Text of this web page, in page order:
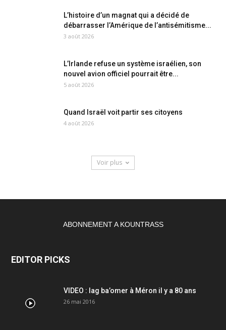
L’histoire d’un magnat qui a décidé de
débarrasser l’Amérique de l’antisémitisme...
3 août 2026
L’Irlande refuse un système israélien, son
nouvel avion officiel pourrait être...
5 août 2026
Quand Israël voit partir ses citoyens
4 août 2026
Voir plus
ABONNEMENT A KOUNTRASS
EDITOR PICKS
VIDEO : lag ba’omer à Méron il y a 80 ans
26 mai 2016